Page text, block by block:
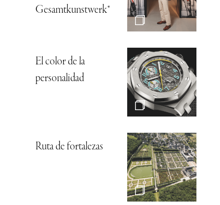
Gesamtkunstwerk*
El color de la
personalidad
Ruta de fortalezas